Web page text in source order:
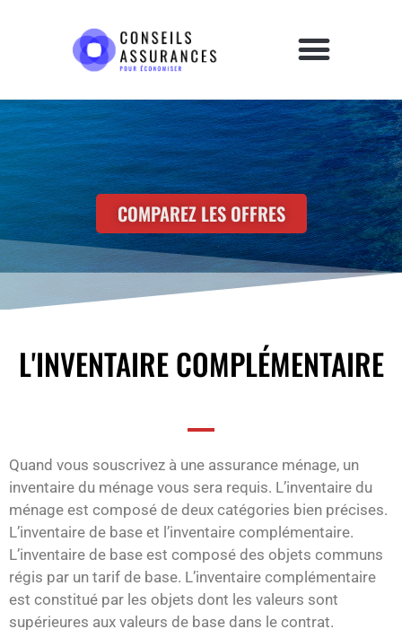
COMPAREZ LES OFFRES
L'INVENTAIRE COMPLÉMENTAIRE
Quand vous souscrivez à une assurance ménage, un
inventaire du ménage vous sera requis. L’inventaire du
ménage est composé de deux catégories bien précises.
L’inventaire de base et l’inventaire complémentaire.
L’inventaire de base est composé des objets communs
régis par un tarif de base. L’inventaire complémentaire
est constitué par les objets dont les valeurs sont
supérieures aux valeurs de base dans le contrat.